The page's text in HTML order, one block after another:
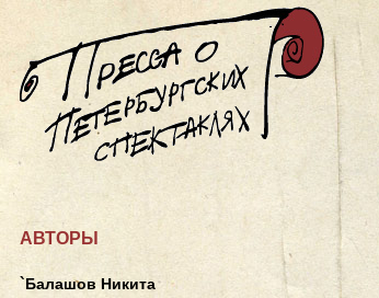
АВТОРЫ
`Балашов Никита